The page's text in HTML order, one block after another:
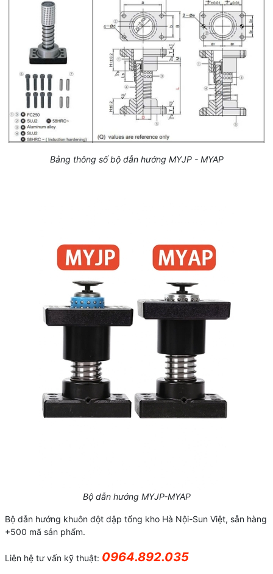
Bảng thông số bộ dẫn hướng MYJP - MYAP
Bộ dẫn hướng MYJP-MYAP
Bộ dẫn hướng khuôn đột dập tổng kho Hà Nội-Sun Việt, sẵn hàng
+500 mã sản phẩm.
Liên hệ tư vấn kỹ thuật: 0964.892.035